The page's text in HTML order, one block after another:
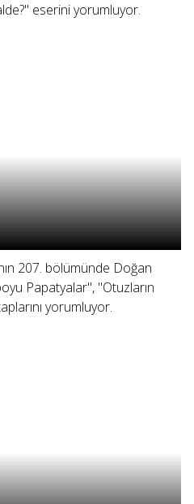
eserini yorumluyor.
207. bölümünde Doğan
Papatyalar", "Otuzların
yorumluyor.